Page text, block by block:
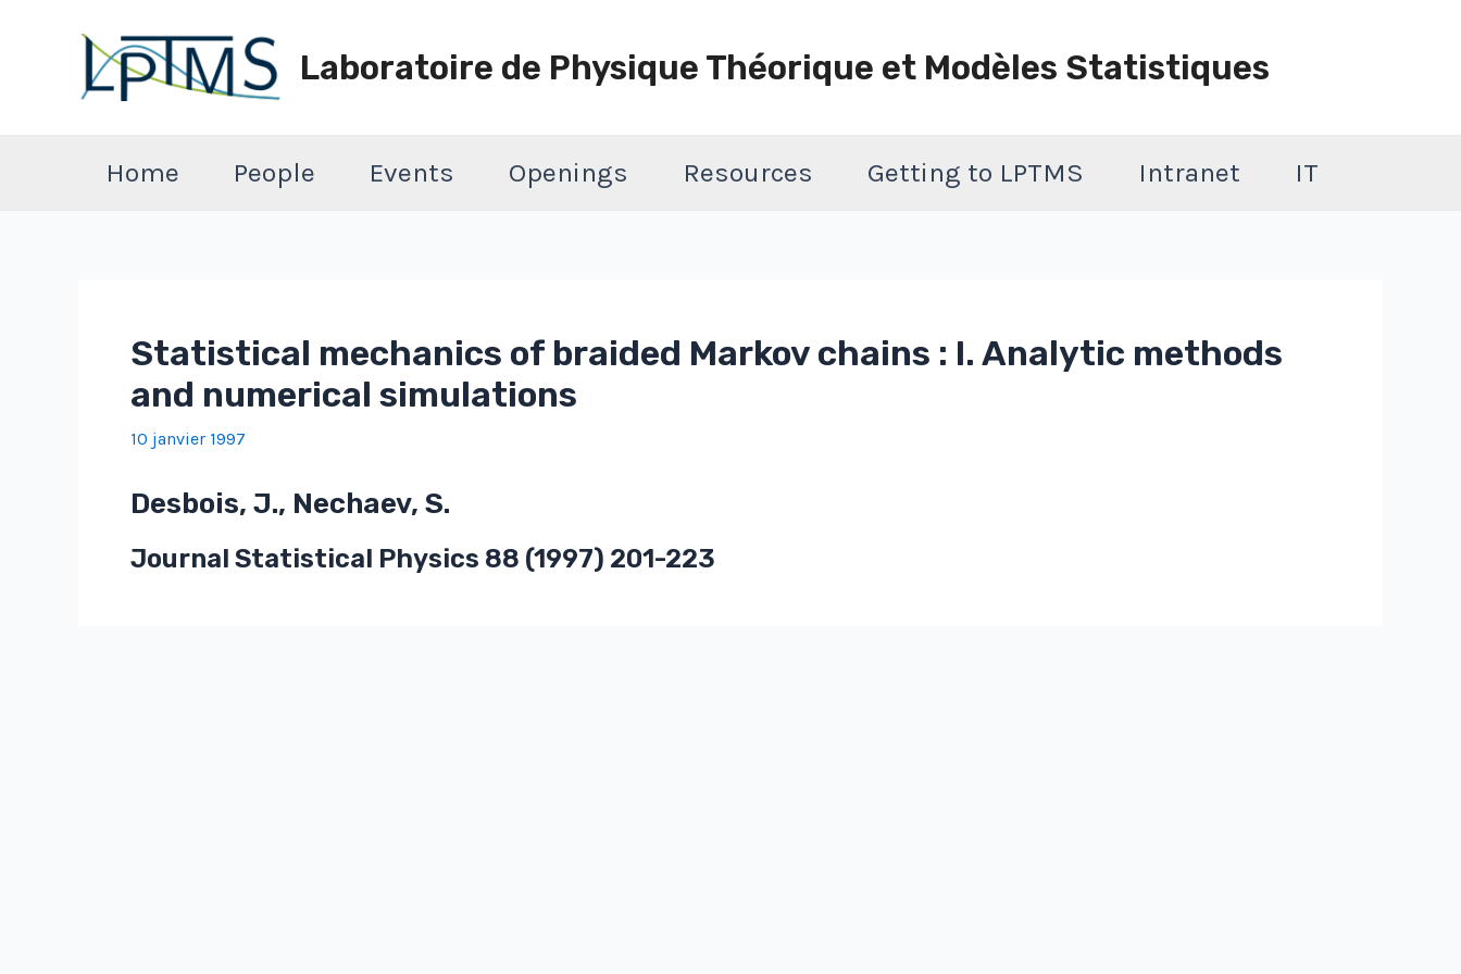
Laboratoire de Physique Théorique et Modèles Statistiques
Home People Events Openings Resources Getting to LPTMS Intranet IT
Statistical mechanics of braided Markov chains : I. Analytic methods
and numerical simulations
10 janvier 1997
Desbois, J., Nechaev, S.
Journal Statistical Physics 88 (1997) 201-223